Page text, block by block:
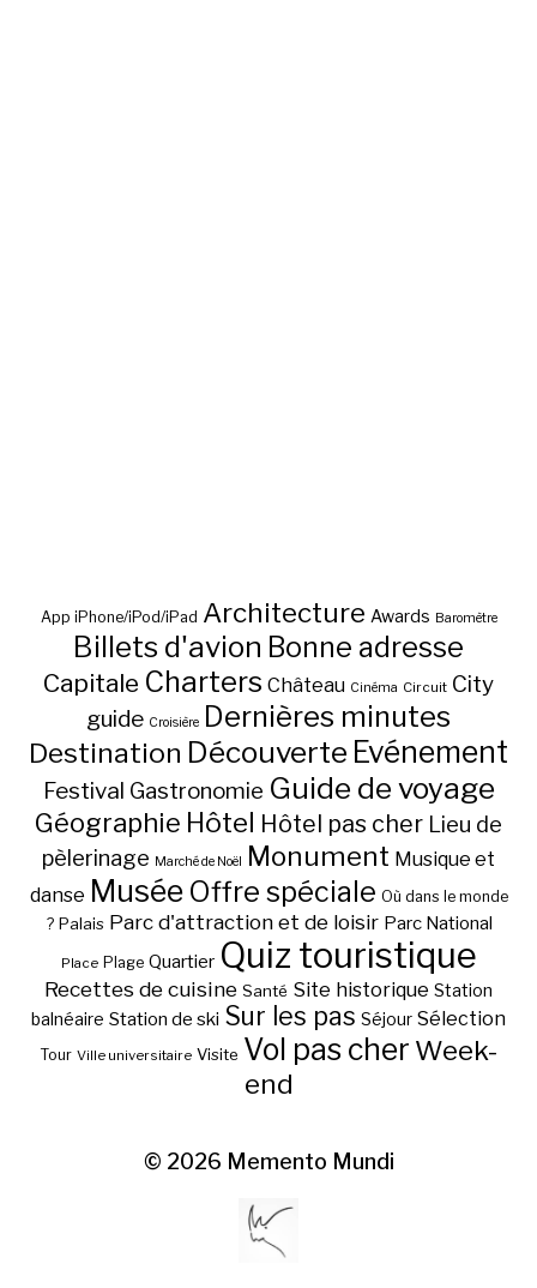
App iPhone/iPod/iPad Architecture Awards Baromètre
Billets d'avion Bonne adresse
Capitale Charters Château Cinéma Circuit City
guide Croisière Dernières minutes
Destination Découverte Evénement
Festival Gastronomie Guide de voyage
Géographie Hôtel Hôtel pas cher Lieu de
pèlerinage Marché de Noël Monument Musique et
danse Musée Offre spéciale Où dans le monde
? Palais Parc d'attraction et de loisir Parc National
Place Plage Quartier Quiz touristique
Recettes de cuisine Santé Site historique Station
balnéaire Station de ski Sur les pas Séjour Sélection
Tour Ville universitaire Visite Vol pas cher Week-
end
© 2026 Memento Mundi